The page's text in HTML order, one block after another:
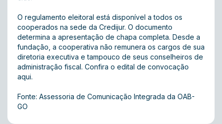
O regulamento eleitoral está disponível a todos os
cooperados na sede da Credijur. O documento
determina a apresentação de chapa completa. Desde a
fundação, a cooperativa não remunera os cargos de sua
diretoria executiva e tampouco de seus conselheiros de
administração fiscal. Confira o edital de convocação
aqui.
Fonte: Assessoria de Comunicação Integrada da OAB-
GO